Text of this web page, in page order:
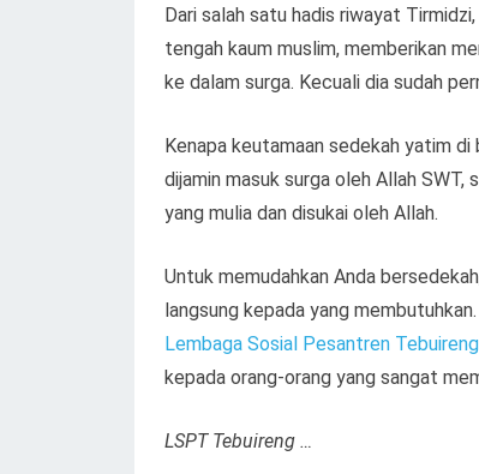
Dari salah satu hadis riwayat
tengah kaum muslim, memberikan
ke dalam surga. Kecuali dia sudah
Kenapa keutamaan sedekah yatim di
dijamin masuk surga oleh Allah
yang mulia dan disukai oleh Allah.
Untuk memudahkan Anda
langsung kepada yang
Lembaga Sosial Pesantren
kepada orang-orang yang sangat
LSPT Tebuireng …